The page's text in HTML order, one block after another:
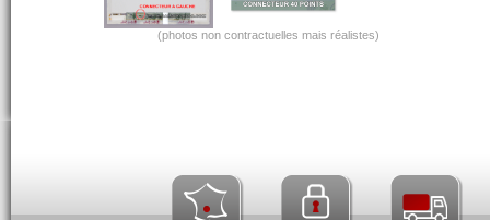
(photos non contractuelles mais réalistes)